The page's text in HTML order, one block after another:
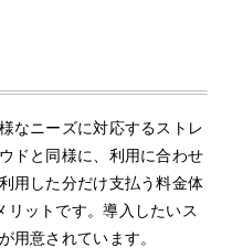
なニーズに対応するストレ
ドと同様に、利用に合わせ
用した分だけ支払う料金体
ットです。導入したいス
用意されています。